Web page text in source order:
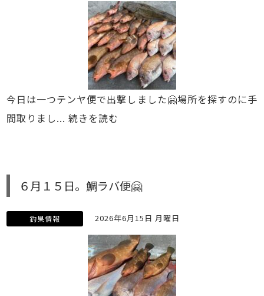
今日は一つテンヤ便で出撃しました🤗場所を探すのに手
間取りまし...続きを読む
６月１５日。鯛ラバ便🤗
釣果情報 2026年6月15日 月曜日